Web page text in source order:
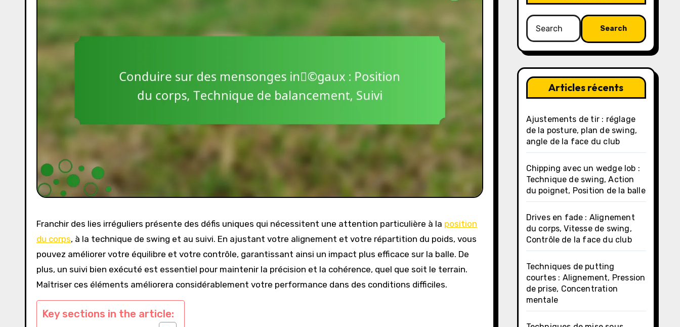
Franchir des lies irréguliers présente des défis uniques qui nécessitent une attention particulière à la position
du corps, à la technique de swing et au suivi. En ajustant votre alignement et votre répartition du poids, vous
pouvez améliorer votre équilibre et votre contrôle, garantissant ainsi un impact plus efficace sur la balle. De
plus, un suivi bien exécuté est essentiel pour maintenir la précision et la cohérence, quel que soit le terrain.
Maîtriser ces éléments améliorera considérablement votre performance dans des conditions difficiles.
Key sections in the article:
Search
for:
Articles récents
Ajustements de tir : réglage
de la posture, plan de swing,
angle de la face du club
Chipping avec un wedge lob :
Technique de swing, Action
du poignet, Position de la balle
Drives en fade : Alignement
du corps, Vitesse de swing,
Contrôle de la face du club
Techniques de putting
courtes : Alignement, Pression
de prise, Concentration
mentale